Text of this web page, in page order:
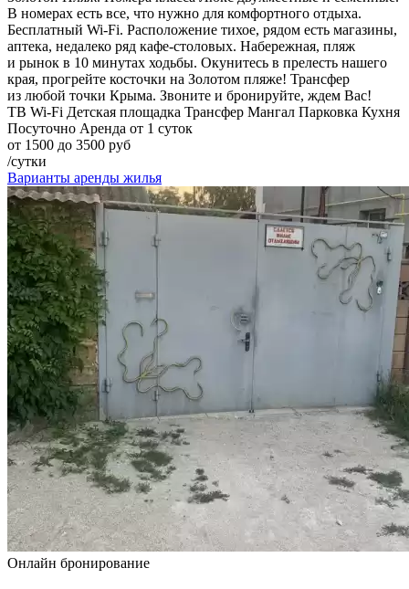
В номерах есть все, что нужно для комфортного отдыха.
Бесплатный Wi-Fi. Расположение тихое, рядом есть магазины,
аптека, недалеко ряд кафе-столовых. Набережная, пляж
и рынок в 10 минутах ходьбы. Окунитесь в прелесть нашего
края, прогрейте косточки на Золотом пляже! Трансфер
из любой точки Крыма. Звоните и бронируйте, ждем Вас!
ТВ Wi-Fi Детская площадка Трансфер Мангал Парковка Кухня
Посуточно Аренда от 1 суток
от 1500 до 3500 руб
/сутки
Варианты аренды жилья
Онлайн бронирование